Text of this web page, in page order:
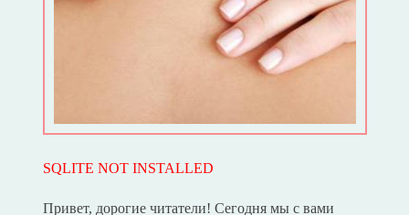
SQLITE NOT INSTALLED
Привет, дорогие читатели! Сегодня мы с вами